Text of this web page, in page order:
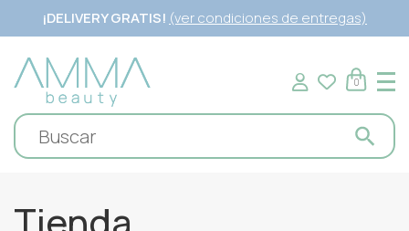
¡DELIVERY GRATIS! (ver condiciones de entregas)
0